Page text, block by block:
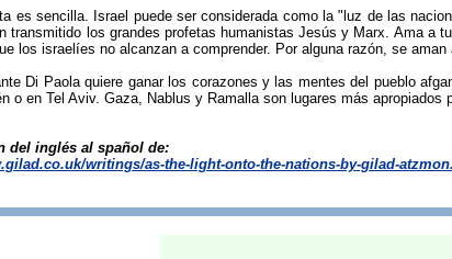
es sencilla. Israel puede ser considerada como la "luz de las
transmitido los grandes profetas humanistas Jesús y Marx. Ama a
los israelíes no alcanzan a comprender. Por alguna razón, se
Di Paola quiere ganar los corazones y las mentes del pueblo
o en Tel Aviv. Gaza, Nablus y Ramalla son lugares más apropiados
del inglés al spañol de:
writings/as-the-light-onto-the-nations-by-gilad-